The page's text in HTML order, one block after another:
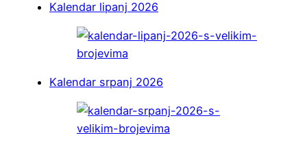
Kalendar lipanj 2026
Kalendar srpanj 2026